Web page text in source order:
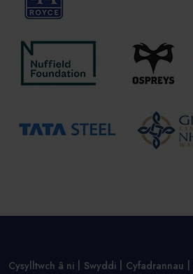
Cysylltwch â ni Swyddi Cyfadrannau